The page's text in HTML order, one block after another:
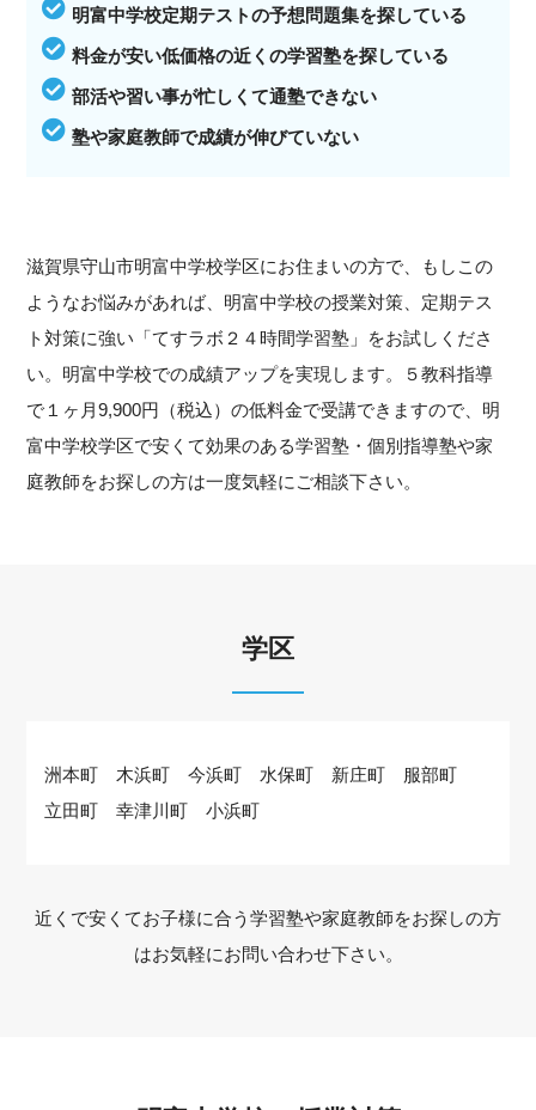
明富中学校定期テストの予想問題集を探している
料金が安い低価格の近くの学習塾を探している
部活や習い事が忙しくて通塾できない
塾や家庭教師で成績が伸びていない
滋賀県守山市明富中学校学区にお住まいの方で、もしこの
ようなお悩みがあれば、明富中学校の授業対策、定期テス
ト対策に強い「てすラボ２４時間学習塾」をお試しくださ
い。明富中学校での成績アップを実現します。５教科指導
で１ヶ月9,900円（税込）の低料金で受講できますので、明
富中学校学区で安くて効果のある学習塾・個別指導塾や家
庭教師をお探しの方は一度気軽にご相談下さい。
学区
洲本町 木浜町 今浜町 水保町 新庄町 服部町
立田町 幸津川町 小浜町
近くで安くてお子様に合う学習塾や家庭教師をお探しの方
はお気軽にお問い合わせ下さい。